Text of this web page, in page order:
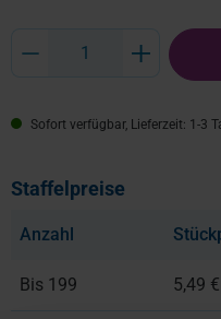
Produkt Anzahl: Gib den
Sofort verfügbar, Lieferzeit: 1-3
Staffelpreise
Anzahl
Bis 199 5,49 €